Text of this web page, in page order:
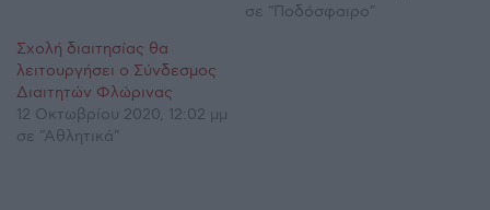
σε "Ποδόσφαιρο"
Σχολή διαιτησίας θα
λειτουργήσει ο Σύνδεσμος
Διαιτητών Φλώρινας
12 Οκτωβρίου 2020, 12:02 μμ
σε "Αθλητικά"